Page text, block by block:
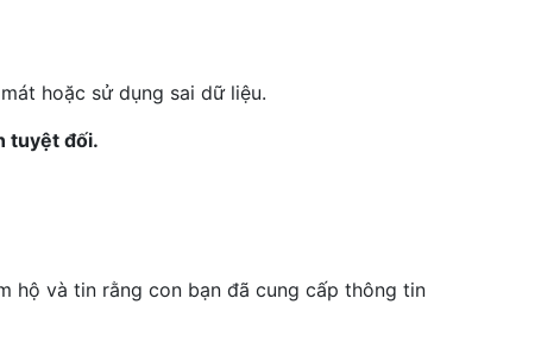
hoặc sử dụng sai dữ liệu.
tuyệt đối.
hộ và tin rằng con bạn đã cung cấp thông tin